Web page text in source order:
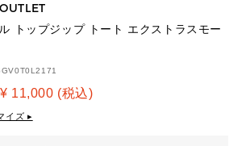
トップジップ トート エクストラスモー
¥ 11,000 (税込)
イズ ▸